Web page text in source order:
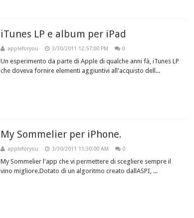
iTunes LP e album per iPad
appleforyou 3/30/2011 12:57:00 PM 0
Un esperimento da parte di Apple di qualche anni fà, iTunes LP
che doveva fornire elementi aggiuntivi all'acquisto dell...
My Sommelier per iPhone.
appleforyou 3/30/2011 11:30:00 AM 0
My Sommelier l'app che vi permettere di scegliere sempre il
vino migliore.Dotato di un algoritmo creato dallASPI, ...